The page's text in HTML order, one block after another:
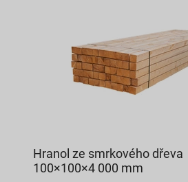
Hranol ze smrkového dřeva
100×100×4 000 mm